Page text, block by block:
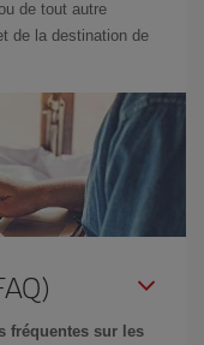
de tout autre
de la destination de
fréquentes sur les